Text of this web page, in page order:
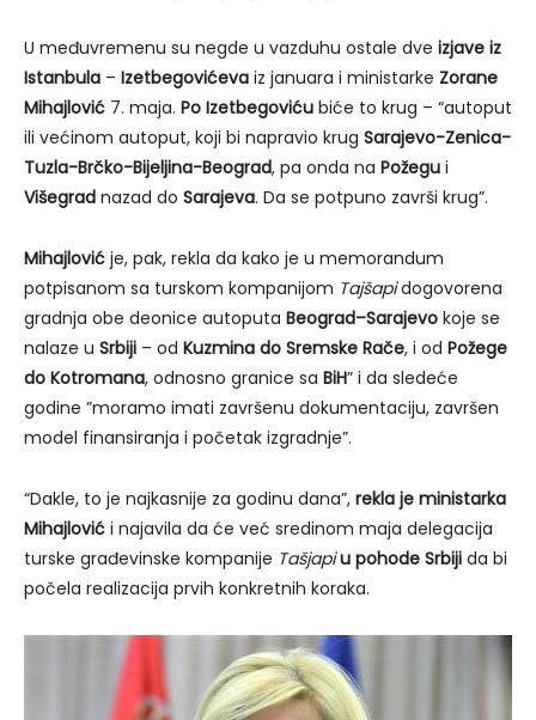
U međuvremenu su negde u vazduhu ostale dve izjave iz
Istanbula – Izetbegovićeva iz januara i ministarke Zorane
Mihajlović 7. maja. Po Izetbegoviću biće to krug – “autoput
ili većinom autoput, koji bi napravio krug Sarajevo-Zenica-
Tuzla-Brčko-Bijeljina-Beograd, pa onda na Požegu i
Višegrad nazad do Sarajeva. Da se potpuno završi krug”.
Mihajlović je, pak, rekla da kako je u memorandum
potpisanom sa turskom kompanijom Tajšapidogovorena
gradnja obe deonice autoputa Beograd–Sarajevo koje se
nalaze u Srbiji – od Kuzmina do Sremske Rače, i od Požege
do Kotromana, odnosno granice sa BiH” i da sledeće
godine ”moramo imati završenu dokumentaciju, završen
model finansiranja i početak izgradnje”.
“Dakle, to je najkasnije za godinu dana”, rekla je ministarka
Mihajlović i najavila da će već sredinom maja delegacija
turske građevinske kompanije Tašjapi u pohode Srbiji da bi
počela realizacija prvih konkretnih koraka.